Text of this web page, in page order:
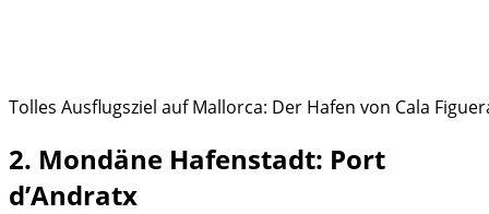
Tolles Ausflugsziel auf Mallorca: Der Hafen von Cala
2. Mondäne Hafenstadt: Port
d’Andratx